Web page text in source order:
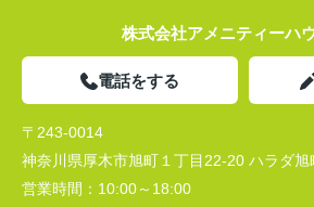
株式会社アメニティーハ
電話をする
〒243-0014
神奈川県厚木市旭町１丁目22-20 ハラダ旭
営業時間： 10:00～18:00